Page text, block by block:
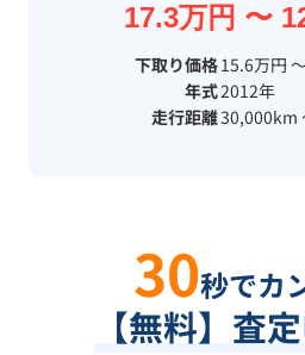
17.3万円 〜
下取り価格15.6万円
年式2012年
走行距離30,000km
30秒でカ
【無料】査